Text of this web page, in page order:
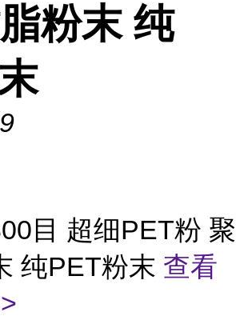
粉末 纯
目 超细PET粉 聚
纯PET粉末 查看